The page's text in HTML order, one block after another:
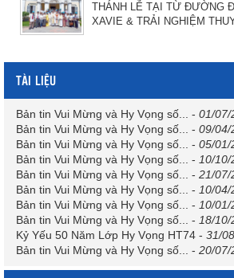
THÁNH LỄ TẠI TỪ ĐƯỜNG
XAVIE & TRẢI NGHIỆM
TÀI LIỆU
Bản tin Vui Mừng và Hy Vọng số... - 01/07/
Bản tin Vui Mừng và Hy Vọng số...
- 09/04/
Bản tin Vui Mừng và Hy Vọng số...
- 05/01/
Bản tin Vui Mừng và Hy Vọng số...
- 10/10/
Bản tin Vui Mừng và Hy Vọng số...
- 21/07/
Bản tin Vui Mừng và Hy Vọng số...
- 10/04/
Bản tin Vui Mừng và Hy Vọng số...
- 10/01/
Bản tin Vui Mừng và Hy Vọng số...
- 18/10/
Kỷ Yếu 50 Năm Lớp Hy Vọng HT74 - 31/
Bản tin Vui Mừng và Hy Vọng số...
- 20/07/